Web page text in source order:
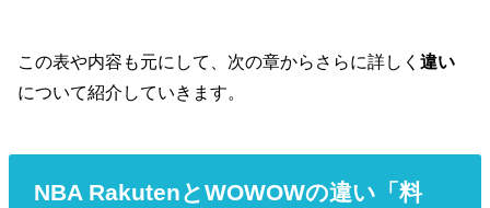
この表や内容も元にして、次の章からさらに詳しく違い
について紹介していきます。
NBA RakutenとWOWOWの違い「料